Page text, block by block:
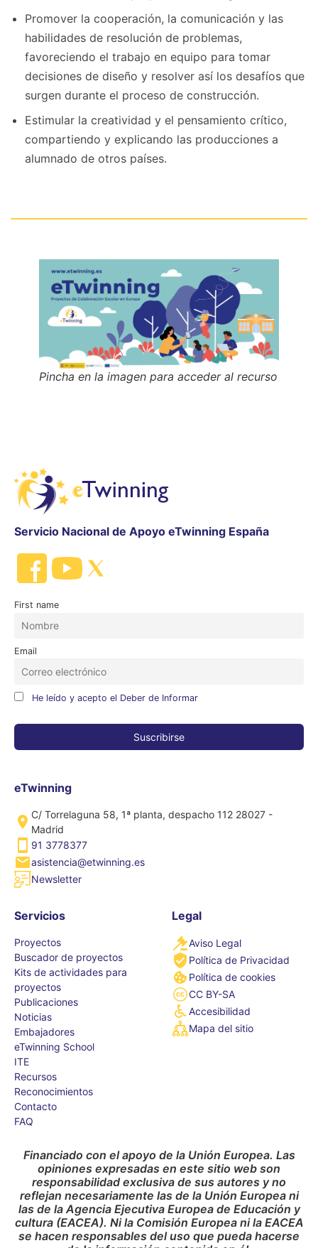
Promover la cooperación, la comunicación y las
habilidades de resolución de problemas,
favoreciendo el trabajo en equipo para tomar
decisiones de diseño y resolver así los desafíos que
surgen durante el proceso de construcción.
Estimular la creatividad y el pensamiento crítico,
compartiendo y explicando las producciones a
alumnado de otros países.
Pincha en la imagen para acceder al recurso
Servicio Nacional de Apoyo eTwinning España
First name
Email
He leído y acepto el Deber de Informar
eTwinning
C/ Torrelaguna 58, 1ª planta, despacho 112 28027 -
Madrid
91 3778377
asistencia@etwinning.es
Newsletter
Servicios
Proyectos
Buscador de proyectos
Kits de actividades para
proyectos
Publicaciones
Noticias
Embajadores
eTwinning School
ITE
Recursos
Reconocimientos
Contacto
FAQ
Legal
Aviso Legal
Política de Privacidad
Política de cookies
CC BY-SA
Accesibilidad
Mapa del sitio
Financiado con el apoyo de la Unión Europea. Las
opiniones expresadas en este sitio web son
responsabilidad exclusiva de sus autores y no
reflejan necesariamente las de la Unión Europea ni
las de la Agencia Ejecutiva Europea de Educación y
cultura (EACEA). Ni la Comisión Europea ni la EACEA
se hacen responsables del uso que pueda hacerse